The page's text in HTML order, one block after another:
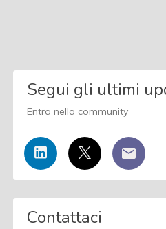
Segui gli ultimi
Entra nella community
Contattaci